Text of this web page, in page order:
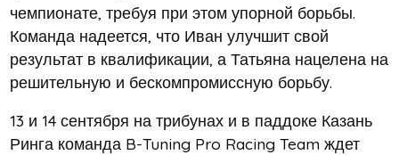
чемпионате, требуя при этом упорной борьбы.
Команда надеется, что Иван улучшит свой
результат в квалификации, а Татьяна нацелена на
решительную и бескомпромиссную борьбу.
13 и 14 сентября на трибунах и в паддоке Казань
Ринга команда B-Tuning Pro Racing Team ждет